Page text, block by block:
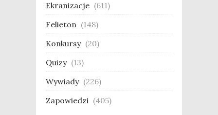
Ekranizacje (611)
Felieton (148)
Konkursy (20)
Quizy (13)
Wywiady (226)
Zapowiedzi (405)